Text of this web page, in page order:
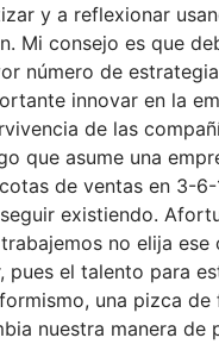
y a reflexionar
Mi consejo es que
número de
innovar en la
de las
que asume una
de ventas en 3-
existiendo.
no elija
el talento para
una pizca
nuestra manera de